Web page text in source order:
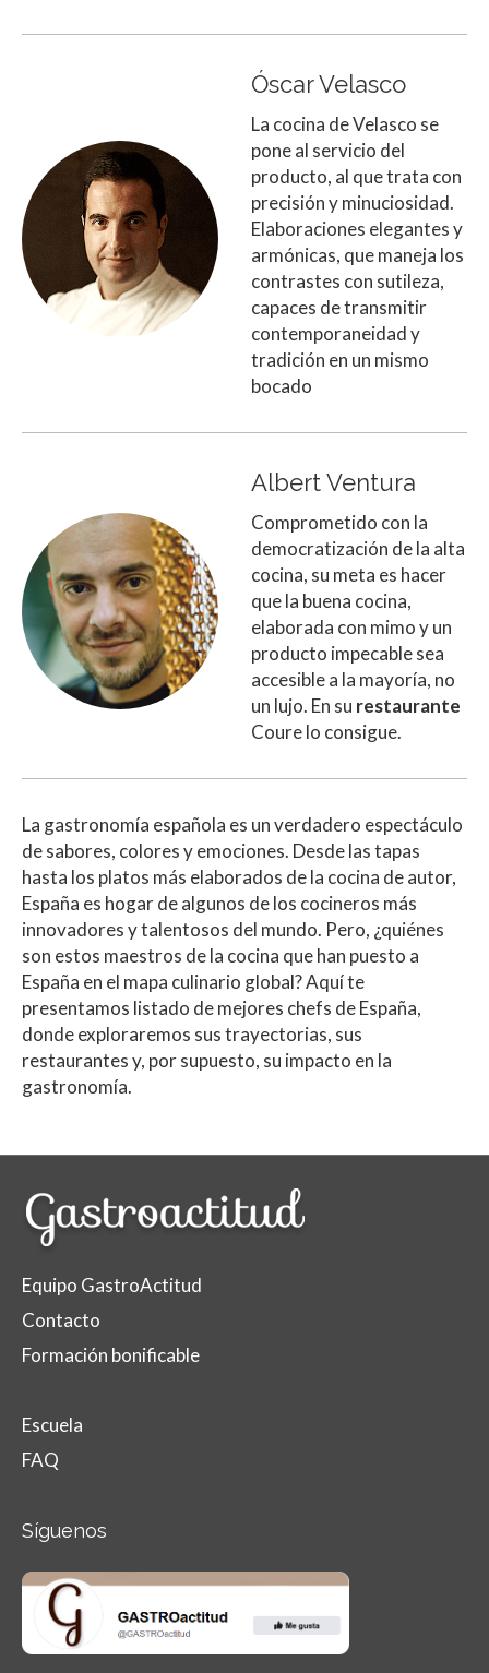
Óscar Velasco
La cocina de Velasco se
pone al servicio del
producto, al que trata con
precisión y minuciosidad.
Elaboraciones elegantes y
armónicas, que maneja los
contrastes con sutileza,
capaces de transmitir
contemporaneidad y
tradición en un mismo
bocado
Albert Ventura
Comprometido con la
democratización de la alta
cocina, su meta es hacer
que la buena cocina,
elaborada con mimo y un
producto impecable sea
accesible a la mayoría, no
un lujo. En su restaurante
Coure lo consigue.
La gastronomía española es un verdadero espectáculo
de sabores, colores y emociones. Desde las tapas
hasta los platos más elaborados de la cocina de autor,
España es hogar de algunos de los cocineros más
innovadores y talentosos del mundo. Pero, ¿quiénes
son estos maestros de la cocina que han puesto a
España en el mapa culinario global? Aquí te
presentamos listado de mejores chefs de España,
donde exploraremos sus trayectorias, sus
restaurantes y, por supuesto, su impacto en la
gastronomía.
Equipo GastroActitud
Contacto
Formación bonificable
Escuela
FAQ
Síguenos